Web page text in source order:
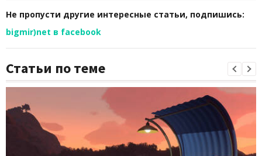
Не пропусти другие интересные статьи, подпишись:
bigmir)net в facebook
Статьи по теме